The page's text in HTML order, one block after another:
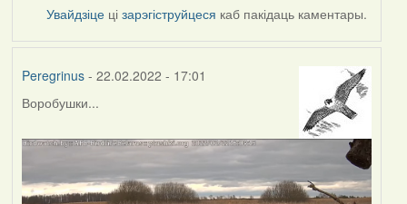
Увайдзіце цізарэгіструйцеся каб пакідаць каментары.
Peregrinus- 22.02.2022 - 17:01
Воробушки...